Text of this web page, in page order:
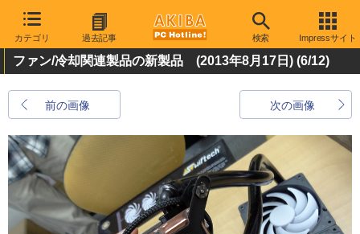
カテゴリ 過去記事 検索 Impressサイト
ファン/冷却関連製品の新製品 (2013年8月17日) (6/12)
前の画像 次の画像